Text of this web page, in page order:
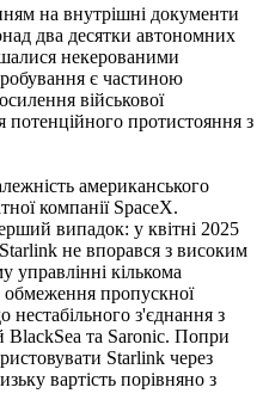
на внутрішні документи
два десятки автономних
некерованими
є частиною
військової
потенційного протистояння з
американського
компанії SpaceX.
випадок: у квітні 2025
не впорався з високим
кількома
обмеження пропускної
нестабільного з'єднання з
BlackSea та Saronic. Попри
Starlink через
вартість порівняно з